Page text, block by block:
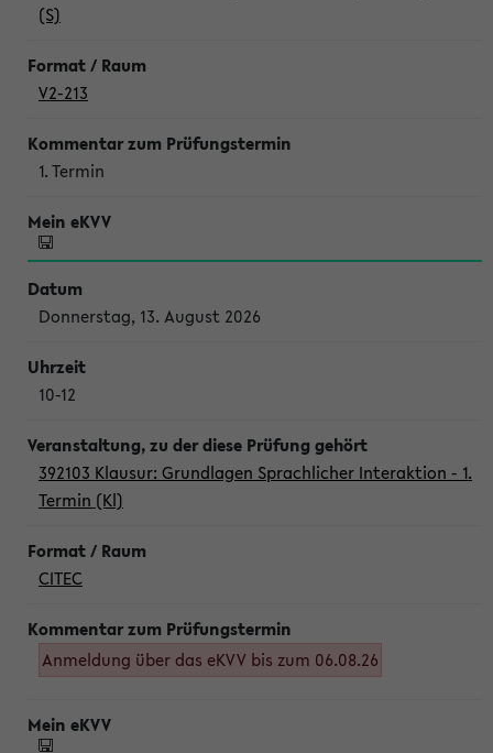
(S)
V2-213
1. Termin
Donnerstag, 13. August 2026
10-12
392103 Klausur: Grundlagen Sprachlicher Interaktion - 1.
Termin (Kl)
CITEC
Anmeldung über das eKVV bis zum 06.08.26